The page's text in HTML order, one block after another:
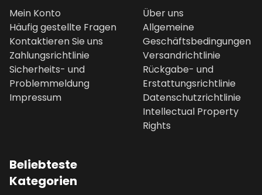
Mein Konto
Häufig gestellte Fragen
Kontaktieren Sie uns
Zahlungsrichtlinie
Sicherheits- und
Problemmeldung
Impressum
Über uns
Allgemeine
Geschäftsbedingungen
Versandrichtlinie
Rückgabe- und
Erstattungsrichtlinie
Datenschutzrichtlinie
Intellectual Property
Rights
Beliebteste
Kategorien